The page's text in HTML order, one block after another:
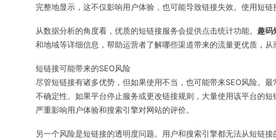
完整地显示，这不仅影响用户体验，也可能导致链接失效。使用短链
从数据分析的角度看，优质的短链接服务会提供点击统计功能。 趣码
和地域等详细信息，帮助运营者了解哪些渠道带来的流量更优质，从
短链接可能带来的SEO风险
尽管短链接有诸多优势，但如果使用不当，也可能带来SEO风险。
不确定性。如果平台停止服务或更改链接规则，大量使用该平台的
严重影响用户体验和搜索引擎对网站的评价。
另一个风险是短链接的透明度问题。用户和搜索引擎都无法从短链